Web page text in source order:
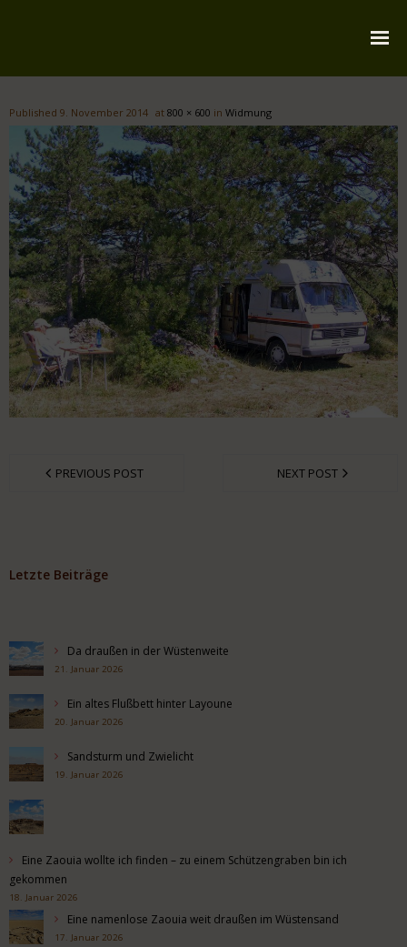
Über mich
Reiserouten
Widmung
Kontakt
Impressum
Datenschutz
Published 9. November 2014 at 800 × 600 in Widmung
PREVIOUS POST NEXT POST
Letzte Beiträge
Da draußen in der Wüstenweite
21. Januar 2026
Ein altes Flußbett hinter Layoune
20. Januar 2026
Sandsturm und Zwielicht
19. Januar 2026
Eine Zaouia wollte ich finden – zu einem Schützengraben bin ich
gekommen
18. Januar 2026
Eine namenlose Zaouia weit draußen im Wüstensand
17. Januar 2026